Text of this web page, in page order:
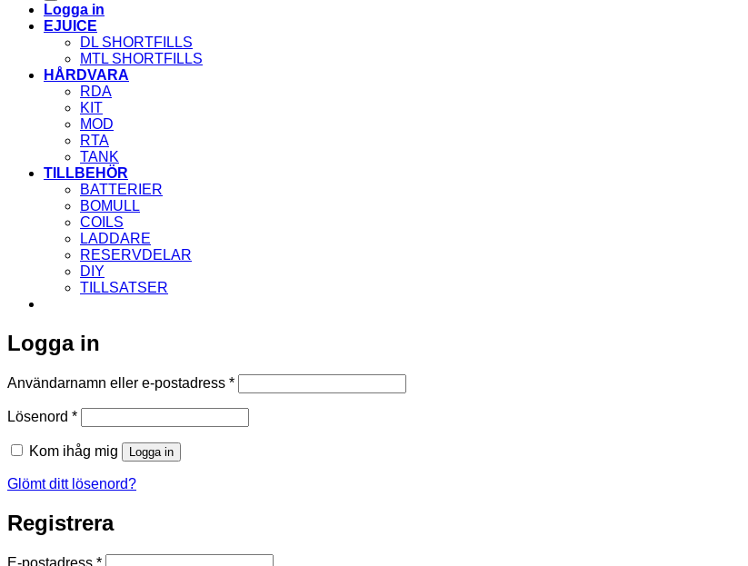
Logga in
EJUICE
DL SHORTFILLS
MTL SHORTFILLS
HÅRDVARA
RDA
KIT
MOD
RTA
TANK
TILLBEHÖR
BATTERIER
BOMULL
COILS
LADDARE
RESERVDELAR
DIY
TILLSATSER
Logga in
Användarnamn eller e-postadress *Obligatoriskt
Lösenord *Obligatoriskt
Kom ihåg mig Logga in
Glömt ditt lösenord?
Registrera
E-postadress *Obligatoriskt